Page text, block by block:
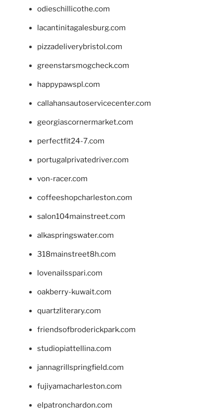
odieschillicothe.com
lacantinitagalesburg.com
pizzadeliverybristol.com
greenstarsmogcheck.com
happypawspl.com
callahansautoservicecenter.com
georgiascornermarket.com
perfectfit24-7.com
portugalprivatedriver.com
von-racer.com
coffeeshopcharleston.com
salon104mainstreet.com
alkaspringswater.com
318mainstreet8h.com
lovenailsspari.com
oakberry-kuwait.com
quartzliterary.com
friendsofbroderickpark.com
studiopiattellina.com
jannagrillspringfield.com
fujiyamacharleston.com
elpatronchardon.com